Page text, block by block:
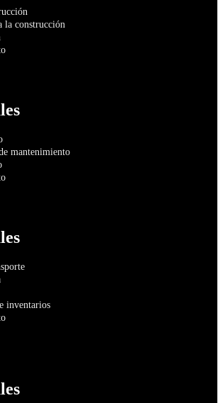
la construcción
mantenimiento
inventarios